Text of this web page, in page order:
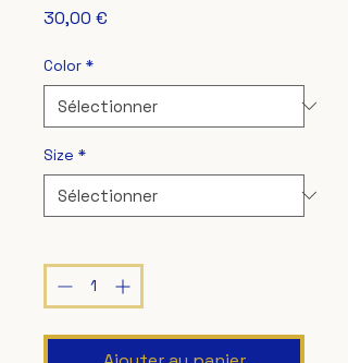
30,00 €
Color *
Size *